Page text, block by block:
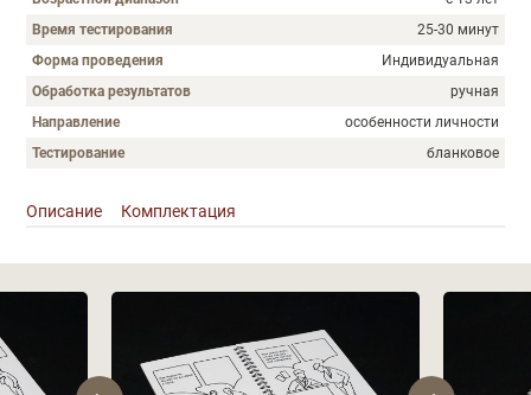
Время тестирования
25-30 минут
Форма проведения
Индивидуальная
Обработка результатов
ручная
Направление
особенности личности
Тестирование
бланковое
Описание Комплектация
Описание
Фотографии